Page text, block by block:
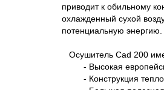
приводит к обильному
охлажденный сухой
потенциальную энергию.
Осушитель Cad 200
- Высокая
- Конструкция